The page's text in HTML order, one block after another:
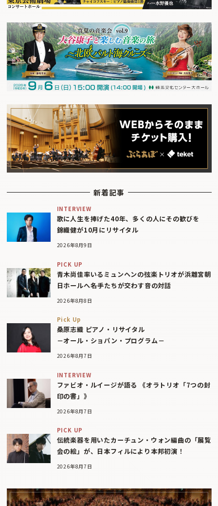
新着記事
INTERVIEW
歌に人生を捧げた40年、多くの人にその歓びを
錦織健が10月にリサイタル
2026年8月9日
PICK UP
青木尚佳率いるミュンヘンの弦楽トリオが浜離宮朝
日ホールへ――名手たちが交わす音の対話
2026年8月8日
Pick Up
桑原志織 ピアノ・リサイタル
－オール・ショパン・プログラム－
2026年8月7日
INTERVIEW
ファビオ・ルイージが語る 《オラトリオ「7つの封
印の書」》
2026年8月7日
PICK UP
伝統楽器を用いたカーチュン・ウォン編曲の「展覧
会の絵」が、日本フィルにより本邦初演！
2026年8月7日